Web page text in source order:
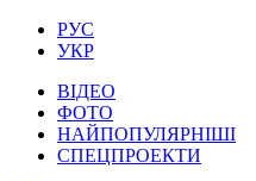
РУС
УКР
ВІДЕО
ФОТО
НАЙПОПУЛЯРНІШІ
СПЕЦПРОЕКТИ